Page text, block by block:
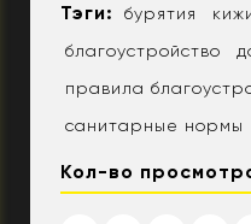
Тэги: бурятия
благоустройство
правила
санитарные нормы
Кол-во